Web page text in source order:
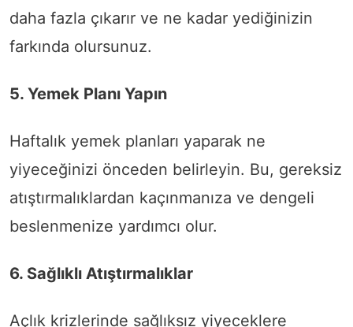
daha fazla çıkarır ve ne kadar yediğinizin
farkında olursunuz.
5. Yemek Planı Yapın
Haftalık yemek planları yaparak ne
yiyeceğinizi önceden belirleyin. Bu, gereksiz
atıştırmalıklardan kaçınmanıza ve dengeli
beslenmenize yardımcı olur.
6. Sağlıklı Atıştırmalıklar
Açlık krizlerinde sağlıksız yiyeceklere